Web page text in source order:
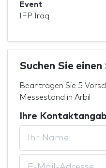
Event
IFP Iraq
Suchen Sie einen
Beantragen Sie 5
Messestand in Arbil
Ihre